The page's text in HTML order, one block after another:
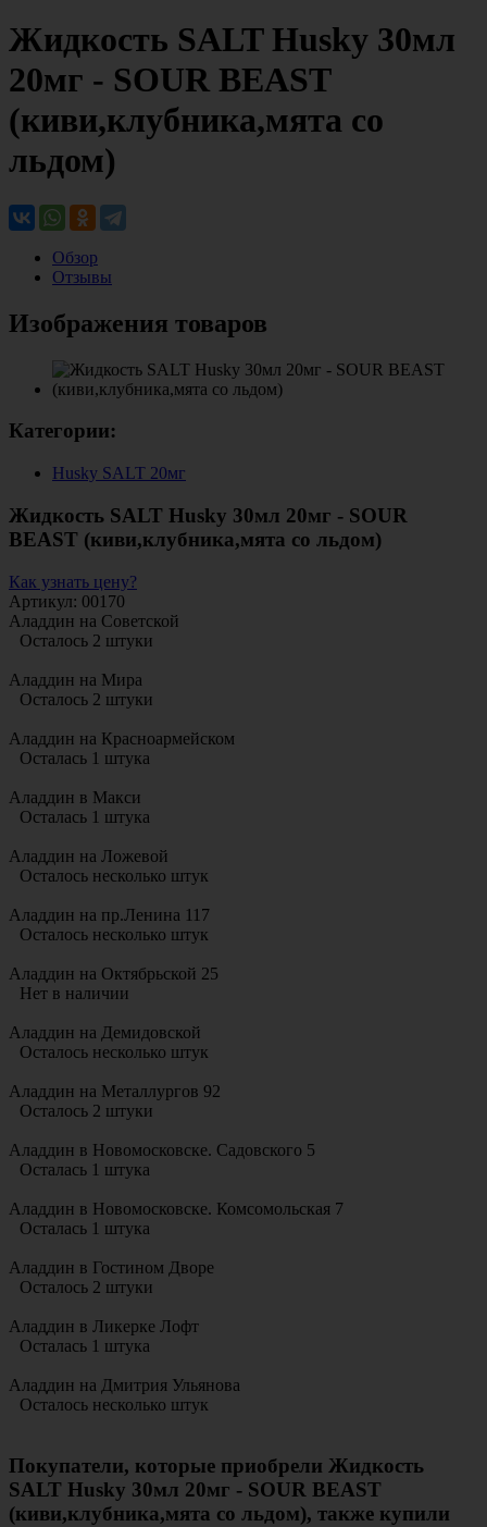
Жидкость SALT Husky 30мл
20мг - SOUR BEAST
(киви,клубника,мята со
льдом)
Обзор
Отзывы
Изображения товаров
Категории:
Husky SALT 20мг
Жидкость SALT Husky 30мл 20мг - SOUR
BEAST (киви,клубника,мята со льдом)
Как узнать цену?
Артикул: 00170
Аладдин на Советской
Осталось 2 штуки
Аладдин на Мира
Осталось 2 штуки
Аладдин на Красноармейском
Осталась 1 штука
Аладдин в Макси
Осталась 1 штука
Аладдин на Ложевой
Осталось несколько штук
Аладдин на пр.Ленина 117
Осталось несколько штук
Аладдин на Октябрьской 25
Нет в наличии
Аладдин на Демидовской
Осталось несколько штук
Аладдин на Металлургов 92
Осталось 2 штуки
Аладдин в Новомосковске. Садовского 5
Осталась 1 штука
Аладдин в Новомосковске. Комсомольская 7
Осталась 1 штука
Аладдин в Гостином Дворе
Осталось 2 штуки
Аладдин в Ликерке Лофт
Осталась 1 штука
Аладдин на Дмитрия Ульянова
Осталось несколько штук
Покупатели, которые приобрели Жидкость
SALT Husky 30мл 20мг - SOUR BEAST
(киви,клубника,мята со льдом), также купили